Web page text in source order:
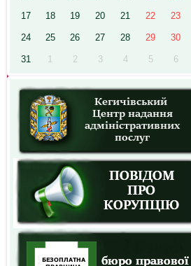
17 18 19 20 21 22 23
24 25 26 27 28 29 30
31 1 2 3 4 5 6